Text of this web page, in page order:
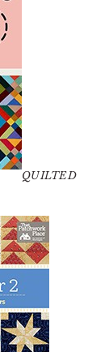
QUILTED